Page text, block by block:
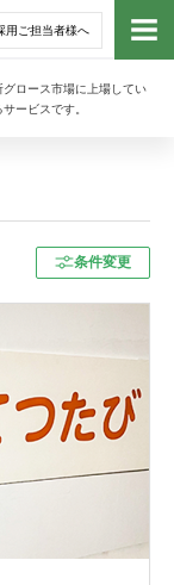
用ご担当者様へ
ロース市場に上場してい
ービスです。
トッ
経営
条件変更